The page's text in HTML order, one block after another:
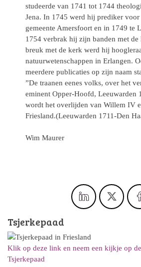
studeerde van 1741 tot 1744
Jena. In 1745 werd hij prediker voor
gemeente Amersfoort en in 1749 te
1754 verbrak hij zijn banden met
breuk met de kerk werd hij
natuurwetenschappen in Erlangen.
meerdere publicaties op zijn naam
”De traanen eenes volks, over het
eminent Opper-Hoofd, Leeuwarden
wordt het overlijden van Willem IV
Friesland.(Leeuwarden 1711-Den
Wim Maurer
Tsjerkepaad
Klik op deze link en neem een kijkje op
Tsjerkepaad